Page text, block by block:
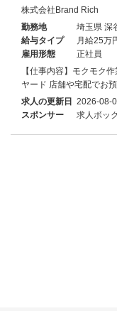
株式会社Brand Rich
勤務地
埼玉県 深
給与タイプ
月給25万
雇用形態
正社員
【仕事内容】モクモク
ヤード 店舗や宅配でお
求人の更新日 2026-08-
スポンサー
求人ボッ